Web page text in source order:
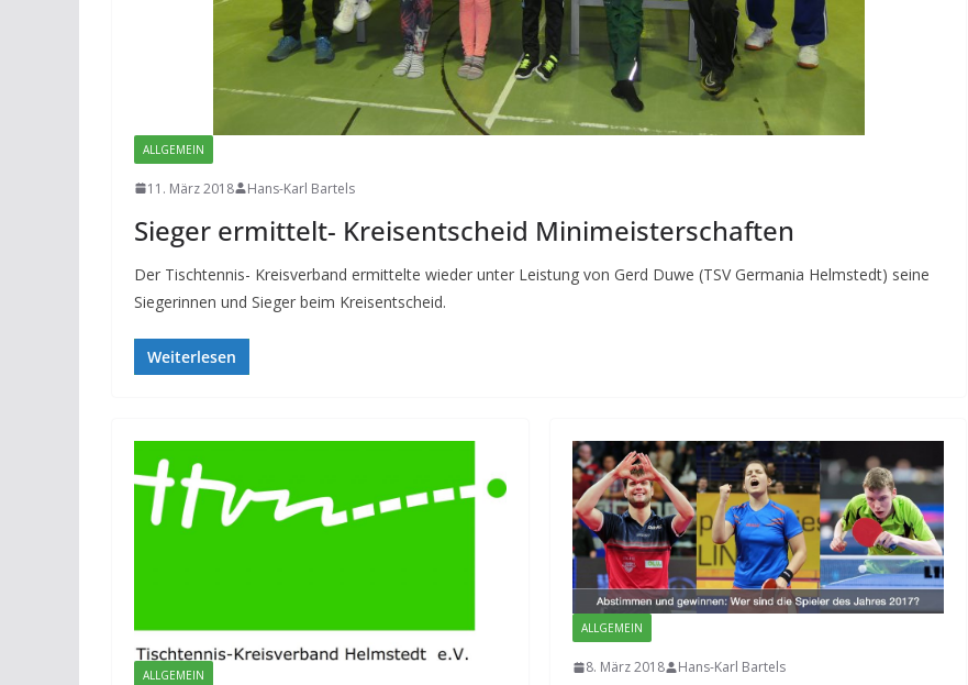
ALLGEMEIN
11. März 2018 Hans-Karl Bartels
Sieger ermittelt- Kreisentscheid Minimeisterschaften
Der Tischtennis- Kreisverband ermittelte wieder unter Leistung von Gerd Duwe (TSV Germania Helmstedt) seine
Siegerinnen und Sieger beim Kreisentscheid.
Weiterlesen
ALLGEMEIN
ALLGEMEIN
8. März 2018 Hans-Karl Bartels